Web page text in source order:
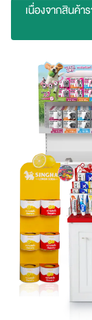
เนื่องจากสินค้า